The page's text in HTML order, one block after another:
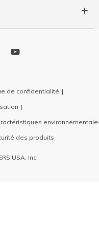
de confidentialité
des produits
USA, Inc.